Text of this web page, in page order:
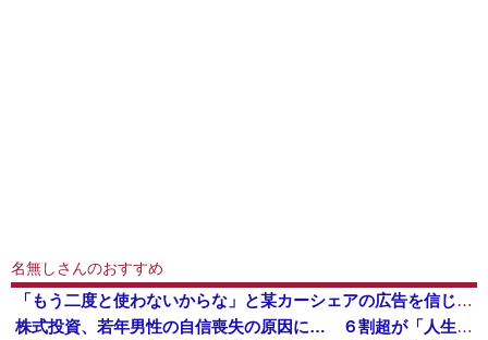
名無しさんのおすすめ
「もう二度と使わないからな」と某カーシェアの広告を信じた人が絶叫、船が遅れたからバスが無くなって困ってたりこの看板が…
株式投資、若年男性の自信喪失の原因に… ６割超が「人生の敗者」自認か